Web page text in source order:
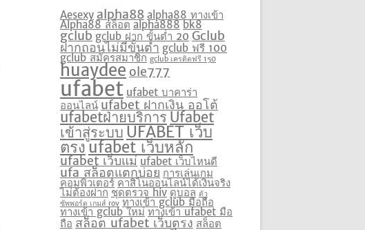
Aesexy alpha88 alpha88 ทางเข้า
Alpha88 สล็อต alpha888 bk8
gclub gclub ฝาก ขั้นต่ำ 20 Gclub
ฝากถอนไม่มีขั้นต่ำ gclub ฟรี 100
gclub สมัครสมาชิก gclub เครดิตฟรี 150
huaydee ole777
ufabet ufabet บาคาร่า
ออนไลน์ ufabet ฝากเงิน ออโต้
ufabetฝ่ายบริการ Ufabet
เข้าสู่ระบบ UFABET เว็บ
ตรงufabet เว็บหลัก
ufabet เว็บแม่ ufabet เว็บไหนดี
ufa สล็อตแตกบ่อย การเล่นเกม
คอมพิวเตอร์ คาสิโนออนไลน์ได้เงินจริง
ไม่ต้องฝาก ชุดตรวจ hiv ดูบอล ตัว
ซัพพอร์ต เกมส์ rov ทางเข้า gclub มือถือ
ทางเข้า gclub ใหม่ ทางเข้า ufabet มือ
ถือ สล็อต ufabet เว็บตรง สล็อต